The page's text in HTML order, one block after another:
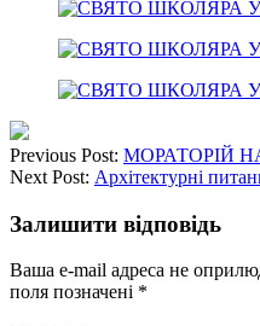
Previous Post: МОРАТОРІЙ
Next Post: Архітектурні
Залишити відповідь
Ваша e-mail адреса не
поля позначені *